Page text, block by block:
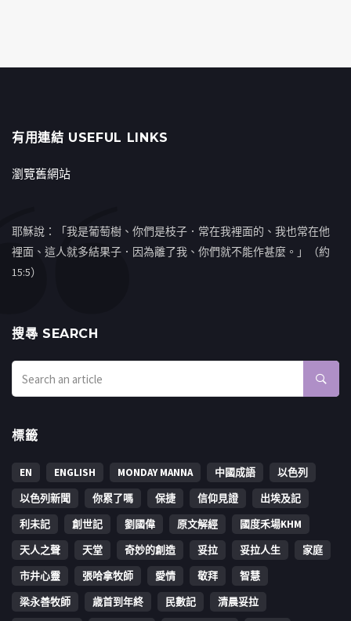
有用連結 USEFUL LINKS
瀏覽舊網站
耶穌說：「我是葡萄樹、你們是枝子．常在我裡面的、我也常在他
裡面、這人就多結果子．因為離了我、你們就不能作甚麼。」（約
15:5）
搜㝷 SEARCH
標籤
EN ENGLISH MONDAY MANNA 中國成語
以色列
以色列新聞
你累了嗎 保捷 信仰見證
出埃及記
利未記
創世記 劉國偉 原文解經
國度禾場KHM
天人之聲
天堂 奇妙的創造 妥拉 妥拉人生
家庭
市井心靈
張哈拿牧師 愛情 敬拜
智慧
梁永善牧師
歳首到年終 民數記 清晨妥拉